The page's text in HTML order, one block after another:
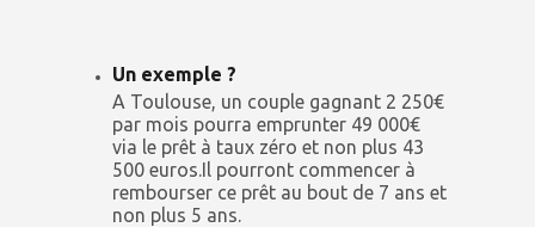
Un exemple ?
A Toulouse, un couple gagnant 2 250€
par mois pourra emprunter 49 000€
via le prêt à taux zéro et non plus 43
500 euros.Il pourront commencer à
rembourser ce prêt au bout de 7 ans et
non plus 5 ans.